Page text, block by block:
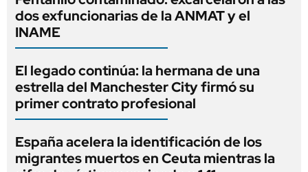
dos exfuncionarias de la ANMAT y el
INAME
El legado continúa: la hermana de una
estrella del Manchester City firmó su
primer contrato profesional
España acelera la identificación de los
migrantes muertos en Ceuta mientras la